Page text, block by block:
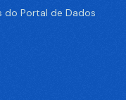
do Portal de Dados